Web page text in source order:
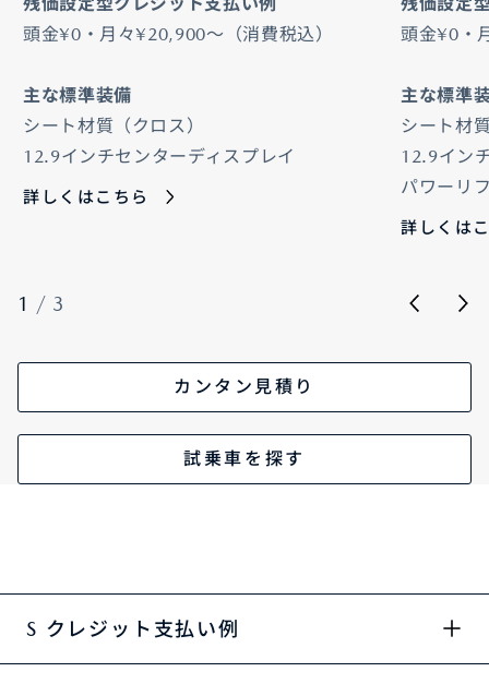
頭金¥0・月々¥20,900～（消費税込）
主な標準装備
シート材質（クロス）
12.9インチセンターディスプレイ
詳しくはこちら
頭金¥0・
主な標準
シート材
12.9イン
パワーリ
詳しくは
1 / 3
カンタン見積り
試乗車を探す
S クレジット支払い例